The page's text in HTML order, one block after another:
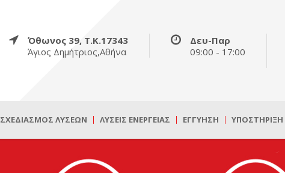
Όθωνος 39, Τ.Κ.17343
Άγιος Δημήτριος,Αθήνα
Δευ-Παρ
09:00 - 17:00
ΣΧΕΔΙΑΣΜΌΣ ΛΎΣΕΩΝ ΛΎΣΕΙΣ ΕΝΈΡΓΕΙΑΣ ΕΓΓΎΗΣΗ ΥΠΟΣΤΉΡΙΞΗ